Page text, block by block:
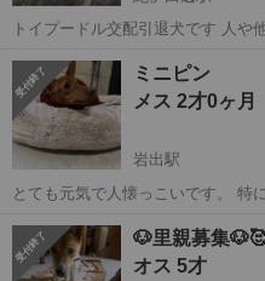
トイプードル交配引退犬です 人や他の
と言いながら ドタキャンされる方
色々大変な事も多いです...
和歌山 田辺市 紀伊田辺駅
ミニピン
メス 2才0ヶ月
岩出駅
とても
和歌山 岩出市 岩出駅 そ
🐶里親募集
オス 5才